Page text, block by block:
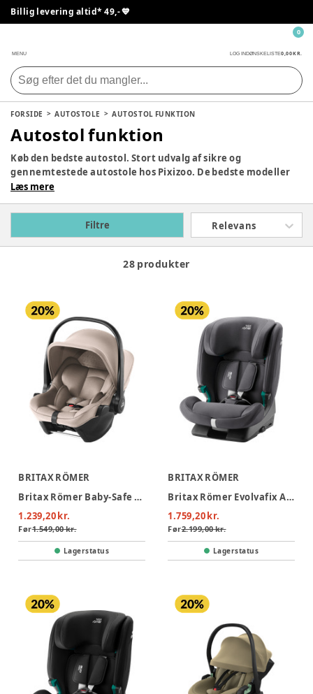
Billig levering altid* 49,- 💙
MENU LOG INDØNSKELISTE0,00 KR.
0
FORSIDE AUTOSTOLE AUTOSTOL FUNKTION
Autostol funktion
Køb den bedste autostol. Stort udvalg af sikre og
gennemtestede autostole hos Pixizoo. De bedste modeller
fraLionelo
hjælper meget gerne med rådgivning, hvis du har brug for
Læs mere
Filtre Relevans
28 produkter
BRITAX RÖMER
Britax Römer Baby-Safe Core Autostol - Chai
1.239,20 kr.
Før1.549,00 kr.
Lagerstatus
BRITAX RÖMER
Britax Römer Evolvafix Autostol - Midnight Grey
1.759,20 kr.
Før2.199,00 kr.
Lagerstatus